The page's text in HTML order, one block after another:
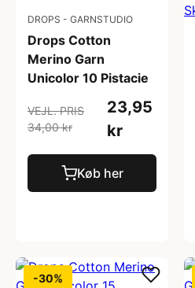
DROPS - GARNSTUDIO
Drops Cotton
Merino Garn
Unicolor 10 Pistacie
VEJL. PRIS
34,00 kr
23,95
kr
Køb her
-30%